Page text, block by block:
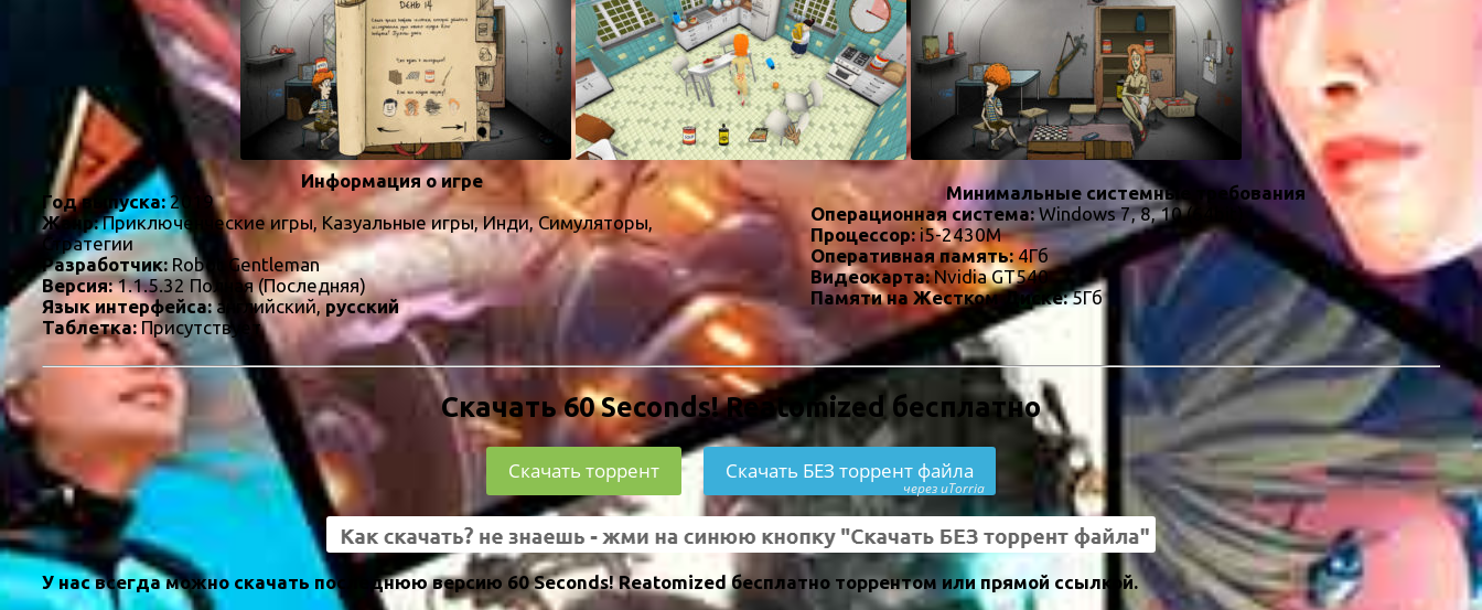
Информация о игре
Год выпуска:2019
Жанр:Приключенческие игры, Казуальные игры, Инди, Симуляторы,
Стратегии
Разработчик:Robot Gentleman
Версия:1.1.5.32 Полная (Последняя)
Язык интерфейса:английский,русский
Таблетка: Присутствует
Минимальные системные требования
Операционная система: Windows 7, 8, 10 (64bit)
Процессор: i5-2430M
Оперативная память:4Гб
Видеокарта:Nvidia GT540
Памяти на Жестком Диске:5Гб
Скачать 60 Seconds! Reatomized бесплатно
Скачать торрент Скачать БЕЗ торрент файла
через uTorria
У нас всегда можно скачать последнюю версию 60 Seconds! Reatomized бесплатно торрентом или прямой ссылкой.